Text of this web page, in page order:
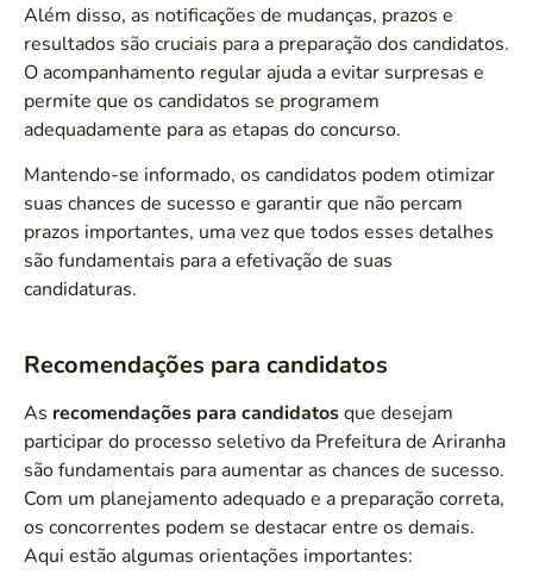
Além disso, as notificações de mudanças, prazos e
resultados são cruciais para a preparação dos candidatos.
O acompanhamento regular ajuda a evitar surpresas e
permite que os candidatos se programem
adequadamente para as etapas do concurso.
Mantendo-se informado, os candidatos podem otimizar
suas chances de sucesso e garantir que não percam
prazos importantes, uma vez que todos esses detalhes
são fundamentais para a efetivação de suas
candidaturas.
Recomendações para candidatos
As recomendações para candidatosque desejam
participar do processo seletivo da Prefeitura de Ariranha
são fundamentais para aumentar as chances de sucesso.
Com um planejamento adequado e a preparação correta,
os concorrentes podem se destacar entre os demais.
Aqui estão algumas orientações importantes: